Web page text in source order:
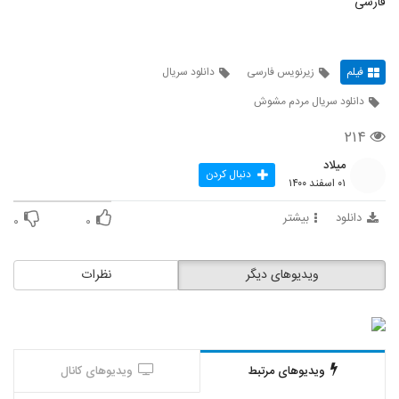
فیلم زیرنویس فارسی
دانلود سریال
دانلود سریال مردم مشوش
۲۱۴
میلاد
۰۱ اسفند ۱۴۰۰ دنبال کردن
دانلود بیشتر ۰ ۰
نظرات ویدیوهای دیگر
ویدیوهای مرتبط ویدیوهای کانال